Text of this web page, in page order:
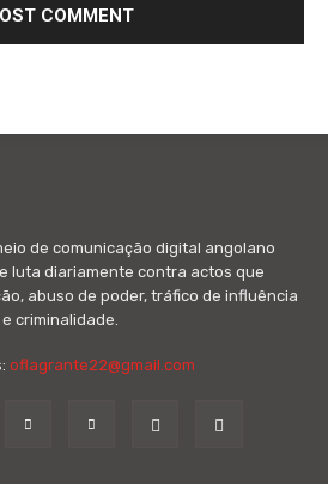
de comunicação digital angolano
luta diariamente contra actos que
abuso de poder, tráfico de influência
e criminalidade.
oflagrante22@gmail.com